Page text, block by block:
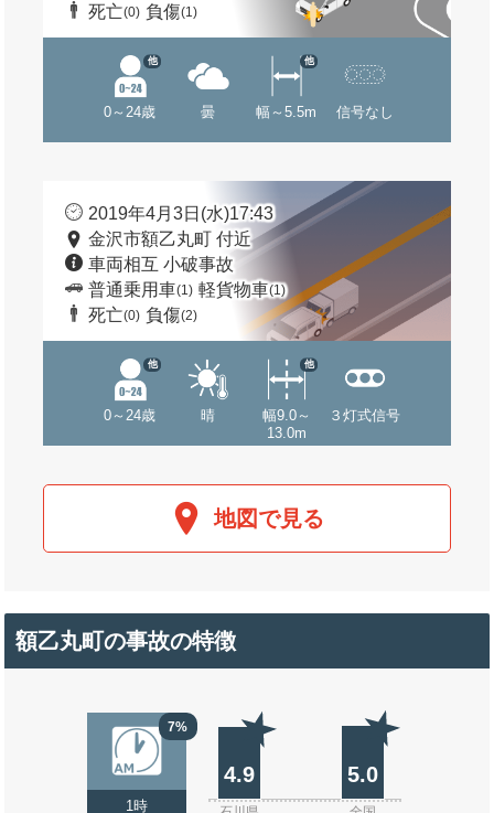
死亡(0) 負傷(1)
0～24歳
他
曇 幅～5.5m
他
信号なし
2019年4月3日(水)17:43
金沢市額乙丸町 付近
車両相互 小破事故
普通乗用車(1) 軽貨物車(1)
死亡(0) 負傷(2)
0～24歳
他
晴
幅9.0～
13.0m
他
３灯式信号
地図で見る
額乙丸町の事故の特徴
7%
1時
4.9 5.0